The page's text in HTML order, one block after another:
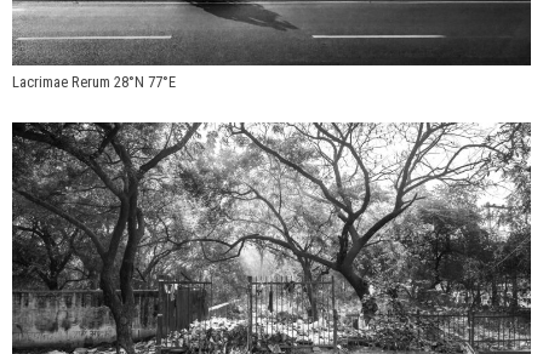
Lacrimae Rerum 28°N 77°E